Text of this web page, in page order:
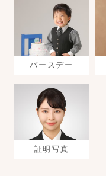
バースデー
証明写真